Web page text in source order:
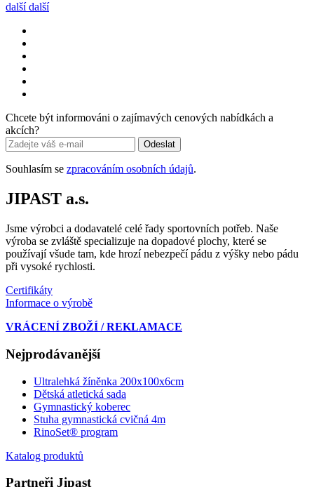
další další
Chcete být informováni o zajímavých cenových nabídkách a
akcích?
Odeslat
Souhlasím se zpracováním osobních údajů.
JIPAST a.s.
Jsme výrobci a dodavatelé celé řady sportovních potřeb. Naše
výroba se zvláště specializuje na dopadové plochy, které se
používají všude tam, kde hrozí nebezpečí pádu z výšky nebo pádu
při vysoké rychlosti.
Certifikáty
Informace o výrobě
VRÁCENÍ ZBOŽÍ / REKLAMACE
Nejprodávanější
Ultralehká žíněnka 200x100x6cm
Dětská atletická sada
Gymnastický koberec
Stuha gymnastická cvičná 4m
RinoSet® program
Katalog produktů
Partneři Jipast